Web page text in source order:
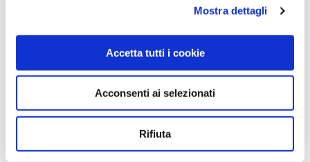
Mostra dettagli
Accetta tutti i cookie
Acconsenti ai selezionati
Rifiuta
CAPPELLIERA WAVE ROSSA, DXH
INTERNI 13CMXH14CM , TOP